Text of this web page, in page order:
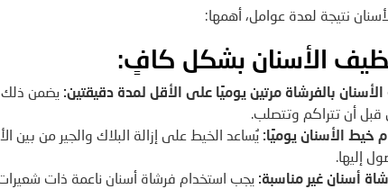
نتيجة لعدة عوامل، أهمها:
:
بالفرشاة مرتين يوميًا على الأقل لمدة دقيقتين: يضمن ذلك
قبل أن تتراكم وتتصلب.
خيط الأسنان يوميًا: يُساعد الخيط على إزالة البلاك والجير من
إليها.
أسنان غير مناسبة: يجب استخدام فرشاة أسنان ناعمة ذات